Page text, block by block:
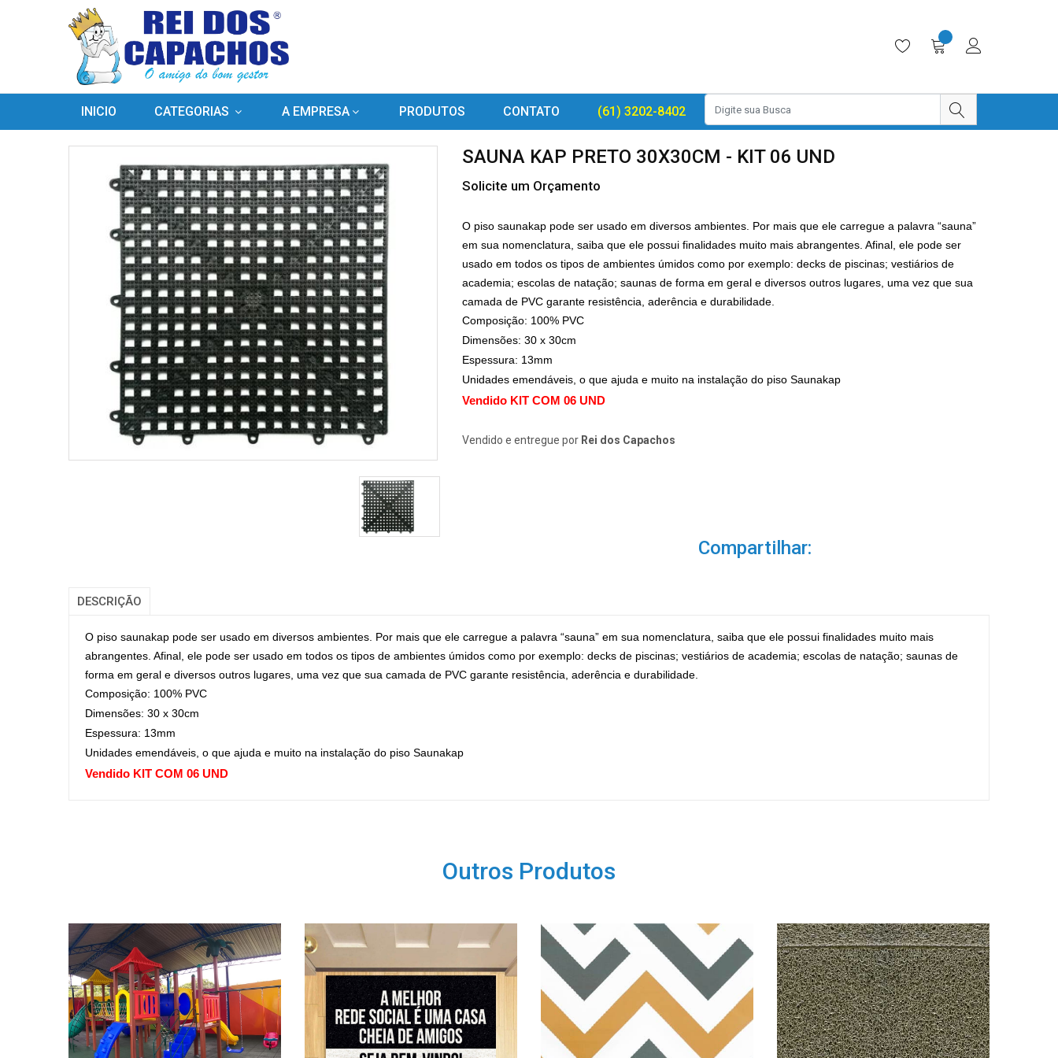
INICIO CATEGORIAS A EMPRESA PRODUTOS CONTATO (61) 3202-8402
SAUNA KAP PRETO 30X30CM - KIT 06 UND
Solicite um Orçamento
O piso saunakap pode ser usado em diversos ambientes. Por mais que ele carregue a palavra “sauna”
em sua nomenclatura, saiba que ele possui finalidades muito mais abrangentes. Afinal, ele pode ser
usado em todos os tipos de ambientes úmidos como por exemplo: decks de piscinas; vestiários de
academia; escolas de natação; saunas de forma em geral e diversos outros lugares, uma vez que sua
camada de PVC garante resistência, aderência e durabilidade.
Composição: 100% PVC
Dimensões: 30 x 30cm
Espessura: 13mm
Unidades emendáveis, o que ajuda e muito na instalação do piso Saunakap
Vendido KIT COM 06 UND
Vendido e entregue por Rei dos Capachos
Compartilhar:
DESCRIÇÃO
O piso saunakap pode ser usado em diversos ambientes. Por mais que ele carregue a palavra “sauna” em sua nomenclatura, saiba que ele possui finalidades muito mais
abrangentes. Afinal, ele pode ser usado em todos os tipos de ambientes úmidos como por exemplo: decks de piscinas; vestiários de academia; escolas de natação; saunas de
forma em geral e diversos outros lugares, uma vez que sua camada de PVC garante resistência, aderência e durabilidade.
Composição: 100% PVC
Dimensões: 30 x 30cm
Espessura: 13mm
Unidades emendáveis, o que ajuda e muito na instalação do piso Saunakap
Vendido KIT COM 06 UND
Outros Produtos